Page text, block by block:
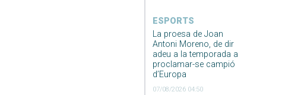
ESPORTS
La proesa de Joan
Antoni Moreno, de dir
adeu a la temporada a
proclamar-se campió
d’Europa
07/08/2026 04:50